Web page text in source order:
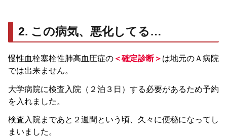
2. この病気、悪化してる…
慢性血栓塞栓性肺高血圧症の ＜確定診断＞ は地元のＡ病院
では出来ません。
大学病院に検査入院（２泊３日）する必要があるため予約
を入れました。
検査入院まであと２週間という頃、久々に便秘になってし
まいました。